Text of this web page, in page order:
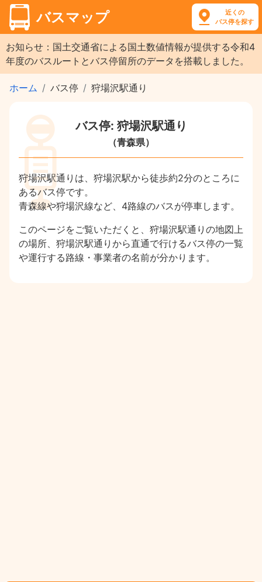
バスマップ
近くの
バス停を探す
お知らせ：国土交通省による国土数値情報が提供する令和4
年度のバスルートとバス停留所のデータを搭載しました。
ホーム バス停 狩場沢駅通り
バス停: 狩場沢駅通り
（青森県）
狩場沢駅通りは、狩場沢駅から徒歩約2分のところに
あるバス停です。
青森線や狩場沢線など、4路線のバスが停車します。
このページをご覧いただくと、狩場沢駅通りの地図上
の場所、狩場沢駅通りから直通で行けるバス停の一覧
や運行する路線・事業者の名前が分かります。